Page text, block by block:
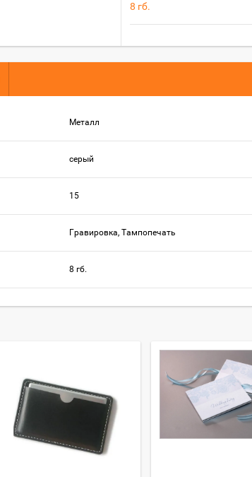
8 гб.
Металл
серый
15
Гравировка, Тампопечать
8 гб.